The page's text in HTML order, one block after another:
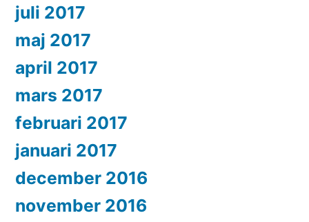
juli 2017
maj 2017
april 2017
mars 2017
februari 2017
januari 2017
december 2016
november 2016